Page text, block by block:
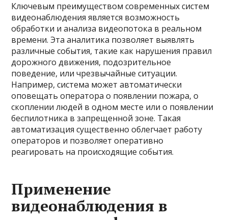
Ключевым преимуществом современных систем
видеонаблюдения является возможность
обработки и анализа видеопотока в реальном
времени. Эта аналитика позволяет выявлять
различные события, такие как нарушения правил
дорожного движения, подозрительное
поведение, или чрезвычайные ситуации.
Например, система может автоматически
оповещать оператора о появлении пожара, о
скоплении людей в одном месте или о появлении
беспилотника в запрещенной зоне. Такая
автоматизация существенно облегчает работу
операторов и позволяет оперативно
реагировать на происходящие события.
Применение
видеонаблюдения в